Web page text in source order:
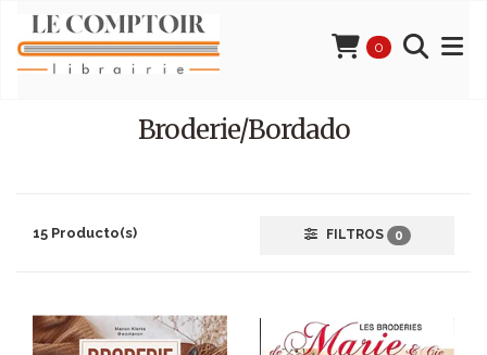
0
Broderie/Bordado
15 Producto(s) FILTROS 0